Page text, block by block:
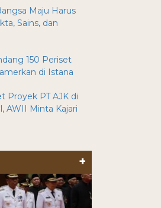
Maju Harus
Sains, dan
150 Periset
di Istana
Proyek PT AJK di
AWII Minta Kajari
+